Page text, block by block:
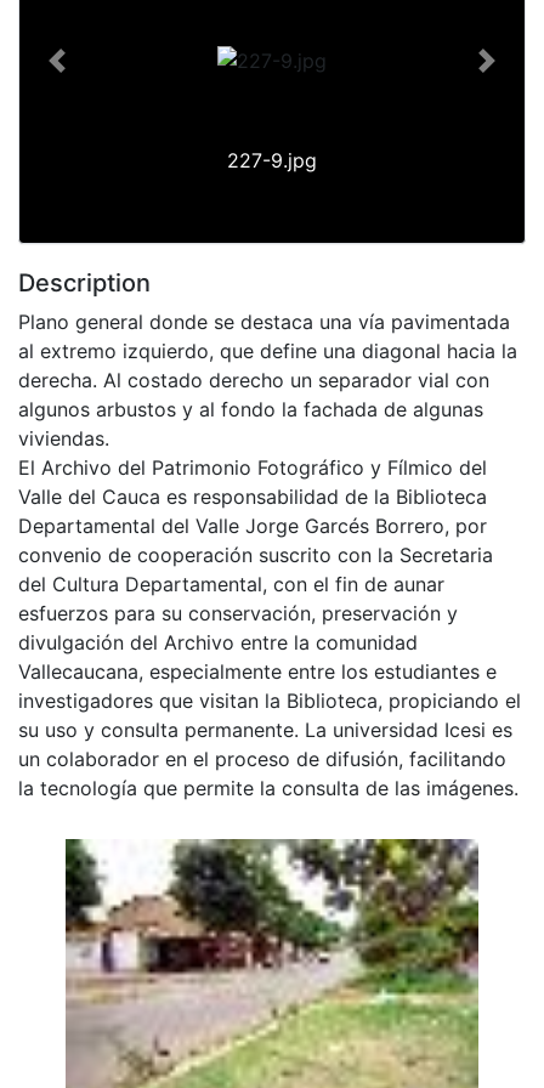
227-9.jpg
Previous Next
Description
Plano general donde se destaca una vía pavimentada
al extremo izquierdo, que define una diagonal hacia la
derecha. Al costado derecho un separador vial con
algunos arbustos y al fondo la fachada de algunas
viviendas.
El Archivo del Patrimonio Fotográfico y Fílmico del
Valle del Cauca es responsabilidad de la Biblioteca
Departamental del Valle Jorge Garcés Borrero, por
convenio de cooperación suscrito con la Secretaria
del Cultura Departamental, con el fin de aunar
esfuerzos para su conservación, preservación y
divulgación del Archivo entre la comunidad
Vallecaucana, especialmente entre los estudiantes e
investigadores que visitan la Biblioteca, propiciando el
su uso y consulta permanente. La universidad Icesi es
un colaborador en el proceso de difusión, facilitando
la tecnología que permite la consulta de las imágenes.